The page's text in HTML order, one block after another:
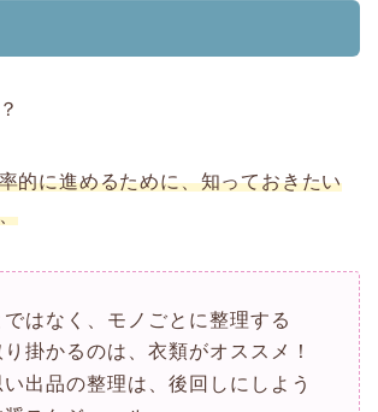
的に進めるために、知っておきたい
はなく、モノごとに整理する
掛かるのは、衣類がオススメ！
出品の整理は、後回しにしよう